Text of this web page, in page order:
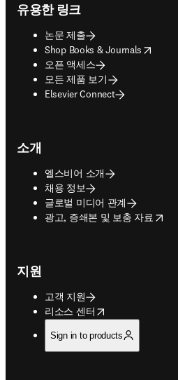
유용한 링크
논문 제출
Shop Books & Journals
opens in new tab/window
오픈 액세스
모든 제품 보기
Elsevier Connect
소개
엘스비어 소개
채용 정보
글로벌 미디어 관계
광고, 증쇄본 및 보충 자료
opens in new tab/window
지원
고객 지원
리소스 센터
opens in new tab/window
Sign in to products